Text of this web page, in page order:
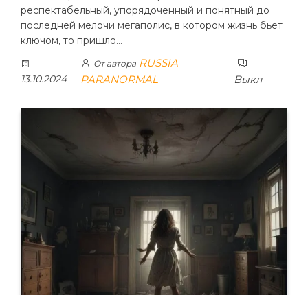
респектабельный, упорядоченный и понятный до
последней мелочи мегаполис, в котором жизнь бьет
ключом, то пришло…
13.10.2024
От автора RUSSIA
PARANORMAL
Выкл